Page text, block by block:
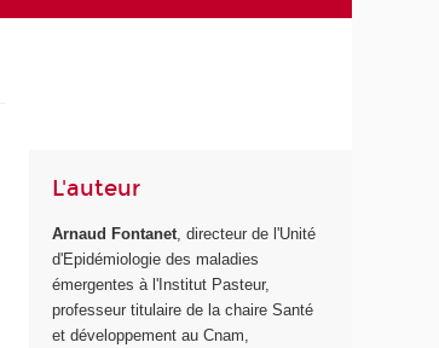
L'auteur
Arnaud Fontanet , directeur de l'Unité
d'Epidémiologie des maladies
émergentes à l'Institut Pasteur,
professeur titulaire de la chaire Santé
et développement au Cnam,